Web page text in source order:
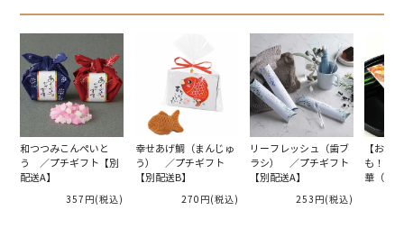
和つつみこんぺいと
う ／プチギフト【別
配送A】
357円(税込)
幸せあげ鯛（まんじゅ
う） ／プチギフト
【別配送B】
270円(税込)
リーフレッシュ（歯ブ
ラシ） ／プチギフト
【別配送A】
253円(税込)
【お見
も！二
華（名